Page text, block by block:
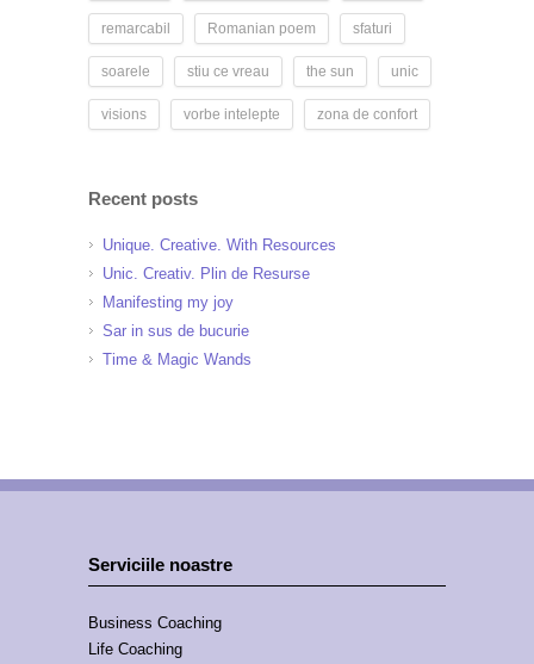
remarcabil Romanian poem sfaturi
soarele stiu ce vreau the sun unic
visions vorbe intelepte zona de confort
Recent posts
Unique. Creative. With Resources
Unic. Creativ. Plin de Resurse
Manifesting my joy
Sar in sus de bucurie
Time & Magic Wands
Serviciile noastre
Business Coaching
Life Coaching